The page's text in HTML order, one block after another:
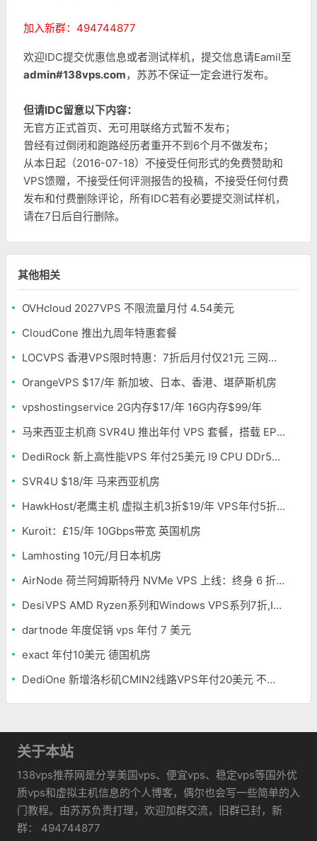
加入新群：494744877
欢迎IDC提交优惠信息或者测试样机，提交信息请Eamil至
admin#138vps.com，苏苏不保证一定会进行发布。
但请IDC留意以下内容：
无官方正式首页、无可用联络方式暂不发布；
曾经有过倒闭和跑路经历者重开不到6个月不做发布；
从本日起（2016-07-18）不接受任何形式的免费赞助和
VPS馈赠，不接受任何评测报告的投稿，不接受任何付费
发布和付费删除评论，所有IDC若有必要提交测试样机，
请在7日后自行删除。
其他相关
OVHcloud 2027VPS 不限流量月付 4.54美元
CloudCone 推出九周年特惠套餐
LOCVPS 香港VPS限时特惠：7折后月付仅21元 三网优化BGP线路 可选原生IP
OrangeVPS $17/年 新加坡、日本、香港、堪萨斯机房
vpshostingservice 2G内存$17/年 16G内存$99/年
马来西亚主机商 SVR4U 推出年付 VPS 套餐，搭载 EPYC/至强铂金，支持支付宝
DediRock 新上高性能VPS 年付25美元 I9 CPU DDr5内存 纽约机房
SVR4U $18/年 马来西亚机房
HawkHost/老鹰主机 虚拟主机3折$19/年 VPS年付5折$25/年
Kuroit：£15/年 10Gbps带宽 英国机房
Lamhosting 10元/月日本机房
AirNode 荷兰阿姆斯特丹 NVMe VPS 上线：终身 6 折，€1.99/月起，2.5Tbit/s DDoS 防护
DesiVPS AMD Ryzen系列和Windows VPS系列7折,Intel系列年付11.6美元
dartnode 年度促销 vps 年付 7 美元
exact 年付10美元 德国机房
DediOne 新增洛杉矶CMIN2线路VPS年付20美元 不限流量
关于本站
138vps推荐网是分享美国vps、便宜vps、稳定vps等国外优
质vps和虚拟主机信息的个人博客，偶尔也会写一些简单的入
门教程。由苏苏负责打理，欢迎加群交流，旧群已封，新
群： 494744877